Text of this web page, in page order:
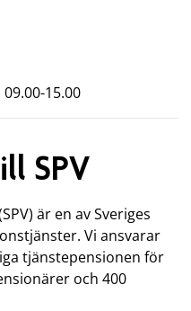
15.00
SPV
är en av Sveriges
Vi ansvarar
tjänstepensionen för
och 400